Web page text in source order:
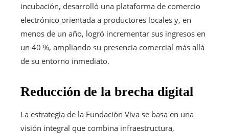
incubación, desarrolló una plataforma de comercio
electrónico orientada a productores locales y, en
menos de un año, logró incrementar sus ingresos en
un 40 %, ampliando su presencia comercial más allá
de su entorno inmediato.
Reducción de la brecha digital
La estrategia de la Fundación Viva se basa en una
visión integral que combina infraestructura,